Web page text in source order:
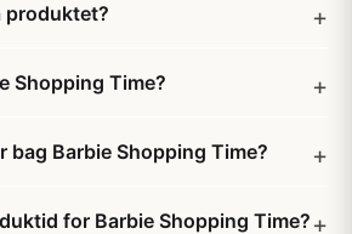
produktet?
Shopping Time?
Barbie Shopping Time?
for Barbie Shopping Time?